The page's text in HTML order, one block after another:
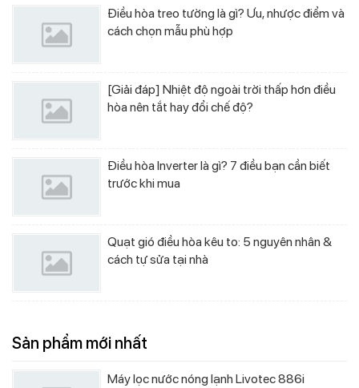
Điều hòa treo tường là gì? Ưu, nhược điểm và
cách chọn mẫu phù hợp
[Giải đáp] Nhiệt độ ngoài trời thấp hơn điều
hòa nên tắt hay đổi chế độ?
Điều hòa Inverter là gì? 7 điều bạn cần biết
trước khi mua
Quạt gió điều hòa kêu to: 5 nguyên nhân &
cách tự sửa tại nhà
Sản phẩm mới nhất
Máy lọc nước nóng lạnh Livotec 886i